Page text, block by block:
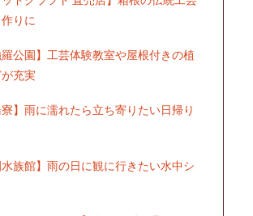
りに
羅公園】工芸体験教室や屋根付きの植
充実
寮】雨に濡れたら立ち寄りたい日帰り
水族館】雨の日に観に行きたい水中シ